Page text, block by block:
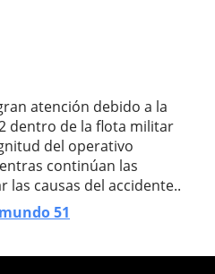
atención debido a la
dentro de la flota militar
del operativo
continúan las
las causas del accidente..
51